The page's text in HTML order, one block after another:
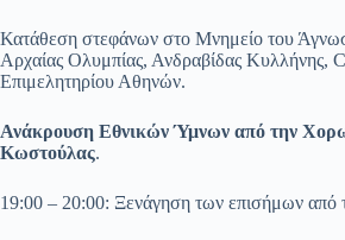
Κατάθεση στεφάνων στο Μνημείο του
Αρχαίας Ολυμπίας, Ανδραβίδας Κυλλήνης,
Επιμελητηρίου Αθηνών.
Ανάκρουση Εθνικών Ύμνων από την
Κωστούλας.
19:00 – 20:00: Ξενάγηση των επισήμων από